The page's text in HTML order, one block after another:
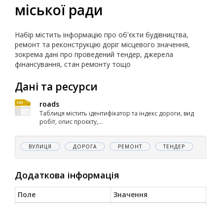
міської ради
Набір містить інформацію про об'єкти будівництва,
ремонт та реконструкцію доріг місцевого значення,
зокрема дані про проведений тендер, джерела
фінансування, стан ремонту тощо
Дані та ресурси
roads
Таблиця містить ідентифікатор та індекс дороги, вид
робіт, опис проєкту,...
ВУЛИЦЯ ДОРОГА РЕМОНТ ТЕНДЕР
Додаткова інформація
Поле
Значення